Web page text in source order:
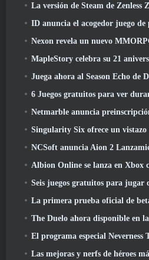
La versión de Steam de Zenless Zone Zero se anuncia
ID anuncia el acogedor juego de plataformas para fiestas Totopia
Nexon revela un nuevo MMORPG isométrico de
MapleStory celebra su 21 aniversario con el
Juega ahora al Season Echo de
6 Juegos gratuitos para ver
Netmarble anuncia preinscripción para la versión global del
Singularity Six ofrece un vistazo a la próxima gran
NCSoft anuncia Aion 2
Albion Online se lanza en Xbox con
Seis juegos gratuitos para jugar
La primera prueba oficial de beta
The Duelo ahora disponible en la
El programa especial Neverness To Everness informa a
Las mejoras y nerfs de héroes más